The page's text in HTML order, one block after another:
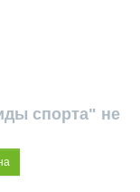
спорта" не